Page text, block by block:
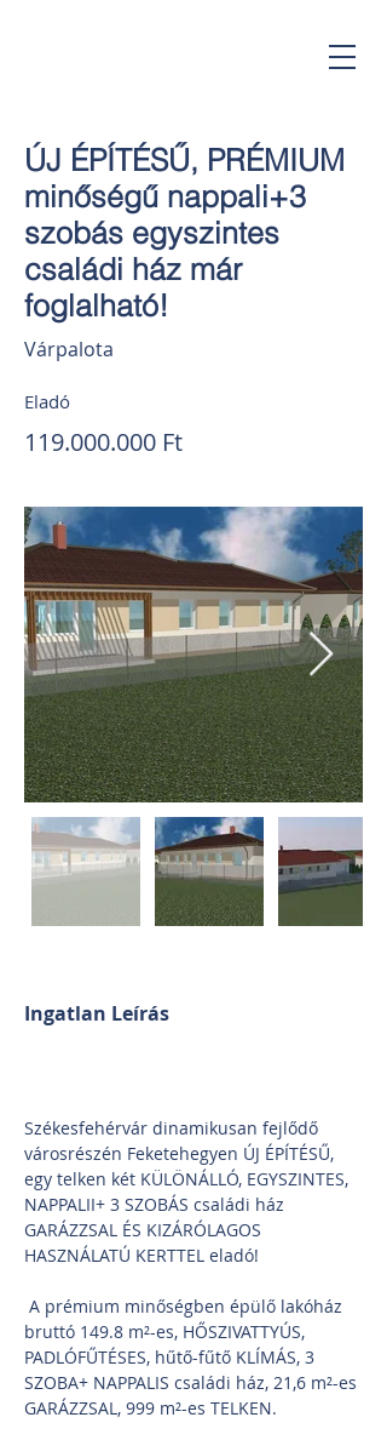
ÚJ ÉPÍTÉSŰ, PRÉMIUM
minőségű nappali+3
szobás egyszintes
családi ház már
foglalható!
Várpalota
Eladó
119.000.000 Ft
Ingatlan Leírás
Székesfehérvár dinamikusan fejlődő
városrészén Feketehegyen ÚJ ÉPÍTÉSŰ,
egy telken két KÜLÖNÁLLÓ, EGYSZINTES,
NAPPALII+ 3 SZOBÁS családi ház
GARÁZZSAL ÉS KIZÁRÓLAGOS
HASZNÁLATÚ KERTTEL eladó!
bruttó 149.8 m²-es, HŐSZIVATTYÚS,
PADLÓFŰTÉSES, hűtő-fűtő KLÍMÁS, 3
SZOBA+ NAPPALIS családi ház, 21,6 m²-es
GARÁZZSAL, 999 m²-es TELKEN.